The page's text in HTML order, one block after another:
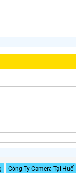
Công Ty Camera Tại Huế